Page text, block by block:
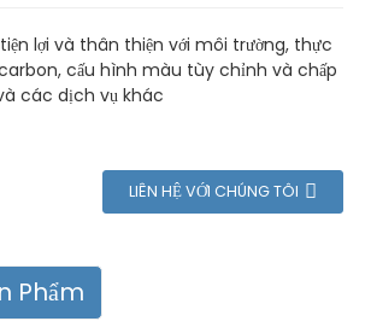
lợi và thân thiện với môi trường, thực
cấu hình màu tùy chỉnh và chấp
các dịch vụ khác
LIÊN HỆ VỚI CHÚNG TÔI
Phẩm